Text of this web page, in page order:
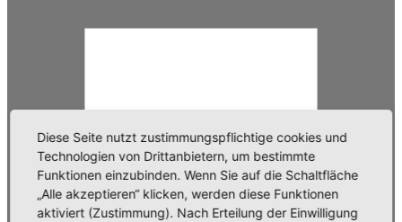
Diese Seite nutzt zustimmungspflichtige cookies und
Technologien von Drittanbietern, um bestimmte
Funktionen einzubinden. Wenn Sie auf die Schaltfläche
„Alle akzeptieren“ klicken, werden diese Funktionen
aktiviert (Zustimmung). Nach Erteilung der Einwilligung